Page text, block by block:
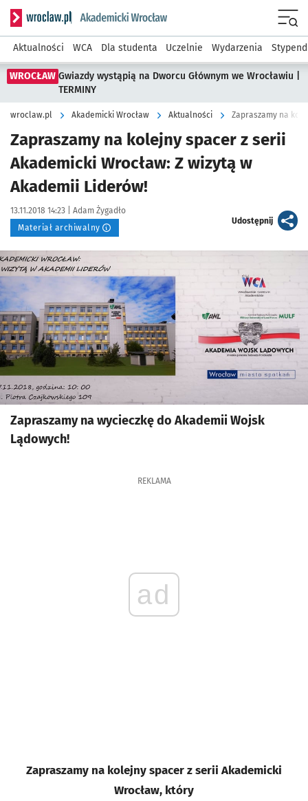
Serwis informacyjny wroclaw.pl podserwis: Akademicki
Aktualności WCA Dla studenta Uczelnie Wydarzenia
WROCŁAW Gwiazdy wystąpią na Dworcu Głównym we Wrocławiu |
TERMINY
wroclaw.pl Akademicki Wrocław Aktualności
Zapraszamy na kolejny spacer z serii
Akademicki Wrocław: Z wizytą w
Akademii Liderów!
Data publikacji:
13.11.2018 14:23 | Autor:
Adam Żygadło
Materiał archiwalny
Udostępnijartykuł
Kliknij, aby powiększyć
Zapraszamy na wycieczkę do Akademii Wojsk
Lądowych!
REKLAMA
ad
Zapraszamy na kolejny spacer z serii Akademicki
Wrocław, który